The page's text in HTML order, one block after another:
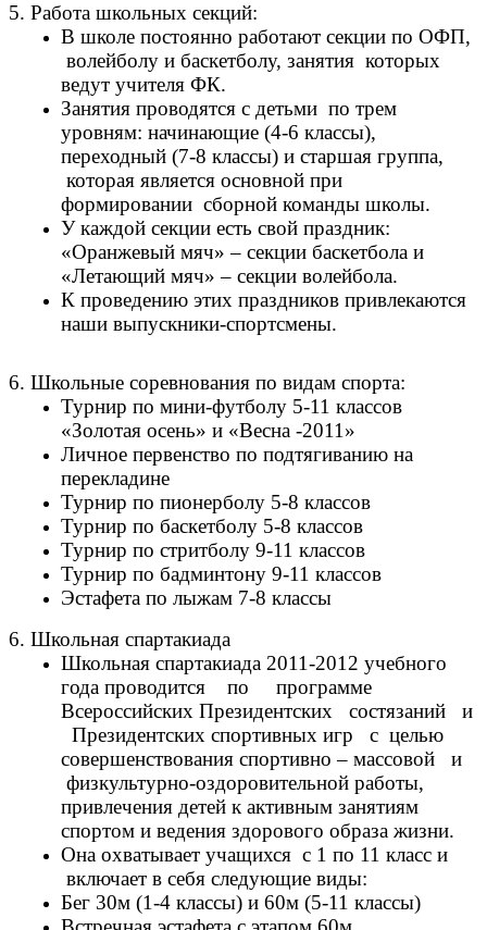
5. Работа школьных секций:
В школе постоянно работают секции по ОФП,
волейболу и баскетболу, занятия которых
ведут учителя ФК.
Занятия проводятся с детьми по трем
уровням: начинающие (4-6 классы),
переходный (7-8 классы) и старшая группа,
которая является основной при
формировании сборной команды школы.
У каждой секции есть свой праздник:
«Оранжевый мяч» – секции баскетбола и
«Летающий мяч» – секции волейбола.
К проведению этих праздников привлекаются
наши выпускники-спортсмены.
6. Школьные соревнования по видам спорта:
Турнир по мини-футболу 5-11 классов
«Золотая осень» и «Весна -2011»
Личное первенство по подтягиванию на
перекладине
Турнир по пионерболу 5-8 классов
Турнир по баскетболу 5-8 классов
Турнир по стритболу 9-11 классов
Турнир по бадминтону 9-11 классов
Эстафета по лыжам 7-8 классы
6. Школьная спартакиада
Школьная спартакиада 2011-2012 учебного
года проводится по программе
Всероссийских Президентских состязаний и
Президентских спортивных игр с целью
совершенствования спортивно – массовой и
физкультурно-оздоровительной работы,
привлечения детей к активным занятиям
спортом и ведения здорового образа жизни.
Она охватывает учащихся с 1 по 11 класс и
включает в себя следующие виды:
Бег 30м (1-4 классы) и 60м (5-11 классы)